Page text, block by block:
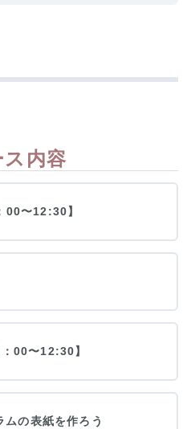
ス内容
00〜12:30】
00〜12:30】
の表紙を作ろう